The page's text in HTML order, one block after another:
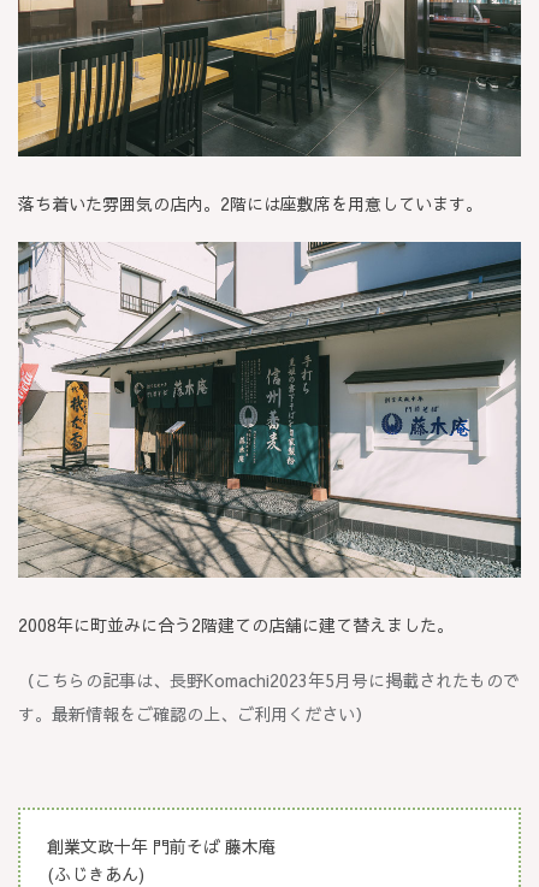
落ち着いた雰囲気の店内。2階には座敷席を用意しています。
2008年に町並みに合う2階建ての店舗に建て替えました。
（こちらの記事は、長野Komachi2023年5月号に掲載されたもので
す。最新情報をご確認の上、ご利用ください）
創業文政十年 門前そば 藤木庵
(ふじきあん)